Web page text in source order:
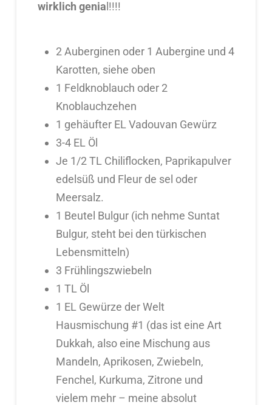
wirklich genia l!!!!
2 Auberginen oder 1 Aubergine und 4
Karotten, siehe oben
1 Feldknoblauch oder 2
Knoblauchzehen
1 gehäufter EL Vadouvan Gewürz
3-4 EL Öl
Je 1/2 TL Chiliflocken, Paprikapulver
edelsüß und Fleur de sel oder
Meersalz.
1 Beutel Bulgur (ich nehme Suntat
Bulgur, steht bei den türkischen
Lebensmitteln)
3 Frühlingszwiebeln
1 TL Öl
1 EL Gewürze der Welt
Hausmischung #1 (das ist eine Art
Dukkah, also eine Mischung aus
Mandeln, Aprikosen, Zwiebeln,
Fenchel, Kurkuma, Zitrone und
vielem mehr – meine absolut